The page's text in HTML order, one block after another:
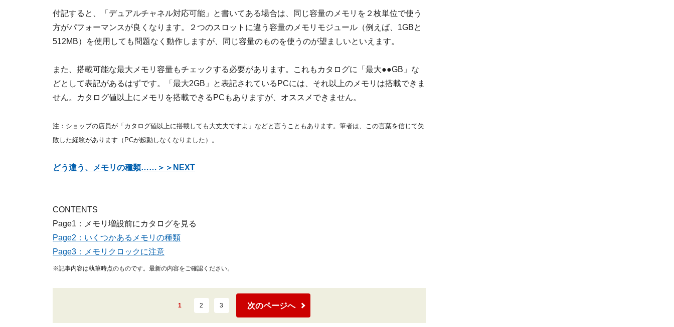
付記すると、「デュアルチャネル対応可能」と書いてある場合は、同じ容量のメモリを２枚単位で使う
方がパフォーマンスが良くなります。２つのスロットに違う容量のメモリモジュール（例えば、1GBと
512MB）を使用しても問題なく動作しますが、同じ容量のものを使うのが望ましいといえます。
また、搭載可能な最大メモリ容量もチェックする必要があります。これもカタログに「最大●●GB」な
どとして表記があるはずです。「最大2GB」と表記されているPCには、それ以上のメモリは搭載できま
せん。カタログ値以上にメモリを搭載できるPCもありますが、オススメできません。
注：ショップの店員が「カタログ値以上に搭載しても大丈夫ですよ」などと言うこともあります。筆者は、この言葉を信じて失
敗した経験があります（PCが起動しなくなりました）。
どう違う、メモリの種類……＞＞NEXT
CONTENTS
Page1：メモリ増設前にカタログを見る
Page2：いくつかあるメモリの種類
Page3：メモリクロックに注意
※記事内容は執筆時点のものです。最新の内容をご確認ください。
1 2 3 次のページへ